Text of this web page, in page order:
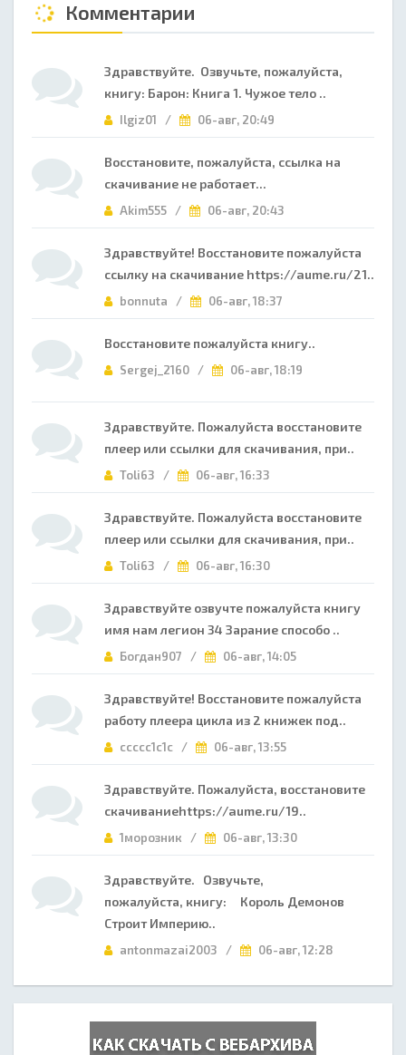
Комментарии
Здравствуйте. Озвучьте, пожалуйста,
книгу: Барон: Книга 1. Чужое тело ..
Ilgiz01 / 06-авг, 20:49
Восстановите, пожалуйста, ссылка на
скачивание не работает...
Akim555 / 06-авг, 20:43
Здравствуйте! Восстановите пожалуйста
ссылку на скачивание https://aume.ru/21..
bonnuta / 06-авг, 18:37
Восстановите пожалуйста книгу..
Sergej_2160 / 06-авг, 18:19
Здравствуйте. Пожалуйста восстановите
плеер или ссылки для скачивания, при..
Toli63 / 06-авг, 16:33
Здравствуйте. Пожалуйста восстановите
плеер или ссылки для скачивания, при..
Toli63 / 06-авг, 16:30
Здравствуйте озвучте пожалуйста книгу
имя нам легион 34 Зарание способо ..
Богдан907 / 06-авг, 14:05
Здравствуйте! Восстановите пожалуйста
работу плеера цикла из 2 книжек под..
ccccc1c1c / 06-авг, 13:55
Здравствуйте. Пожалуйста, восстановите
скачиваниеhttps://aume.ru/19..
1морозник / 06-авг, 13:30
Здравствуйте. Озвучьте,
пожалуйста, книгу: Король Демонов
Строит Империю..
antonmazai2003 / 06-авг, 12:28